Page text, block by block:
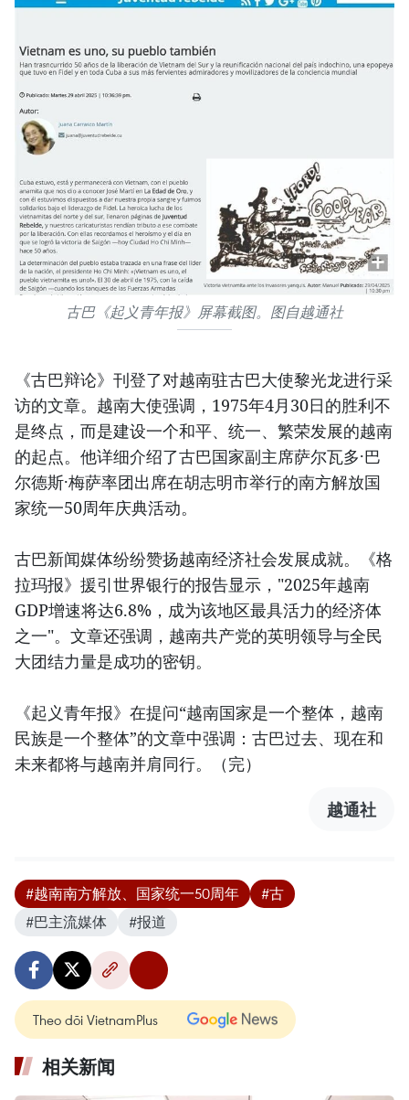
古巴《起义青年报》屏幕截图。图自越通社
《古巴辩论》刊登了对越南驻古巴大使黎光龙进行采
访的文章。越南大使强调，1975年4月30日的胜利不
是终点，而是建设一个和平、统一、繁荣发展的越南
的起点。他详细介绍了古巴国家副主席萨尔瓦多·巴
尔德斯·梅萨率团出席在胡志明市举行的南方解放国
家统一50周年庆典活动。
古巴新闻媒体纷纷赞扬越南经济社会发展成就。《格
拉玛报》援引世界银行的报告显示，"2025年越南
GDP增速将达6.8%，成为该地区最具活力的经济体
之一"。文章还强调，越南共产党的英明领导与全民
大团结力量是成功的密钥。
《起义青年报》在提问“越南国家是一个整体，越南
民族是一个整体”的文章中强调：古巴过去、现在和
未来都将与越南并肩同行。（完）
越通社
#越南南方解放、国家统一50周年
#古
#巴主流媒体
#报道
Theo dõi VietnamPlus
相关新闻